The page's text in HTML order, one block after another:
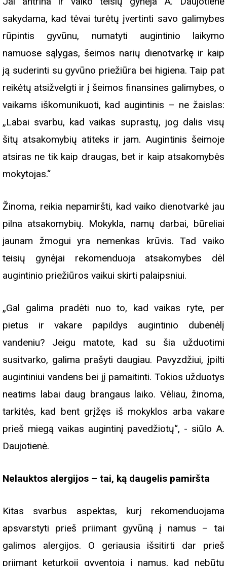
sakydama, kad tėvai turėtų įvertinti savo galimybes
rūpintis gyvūnu, numatyti augintinio laikymo
namuose sąlygas, šeimos narių dienotvarkę ir kaip
ją suderinti su gyvūno priežiūra bei higiena. Taip pat
reikėtų atsižvelgti ir į šeimos finansines galimybes, o
vaikams iškomunikuoti, kad augintinis – ne žaislas:
„Labai svarbu, kad vaikas suprastų, jog dalis visų
šitų atsakomybių atiteks ir jam. Augintinis šeimoje
atsiras ne tik kaip draugas, bet ir kaip atsakomybės
mokytojas.“
Žinoma, reikia nepamiršti, kad vaiko dienotvarkė jau
pilna atsakomybių. Mokykla, namų darbai, būreliai
jaunam žmogui yra nemenkas krūvis. Tad vaiko
teisių gynėjai rekomenduoja atsakomybes dėl
augintinio priežiūros vaikui skirti palaipsniui.
„Gal galima pradėti nuo to, kad vaikas ryte, per
pietus ir vakare papildys augintinio dubenėlį
vandeniu? Jeigu matote, kad su šia užduotimi
susitvarko, galima prašyti daugiau. Pavyzdžiui, įpilti
augintiniui vandens bei jį pamaitinti. Tokios užduotys
neatims labai daug brangaus laiko. Vėliau, žinoma,
tarkitės, kad bent grįžęs iš mokyklos arba vakare
prieš miegą vaikas augintinį pavedžiotų“, - siūlo A.
Daujotienė.
Nelauktos alergijos – tai, ką daugelis pamiršta
Kitas svarbus aspektas, kurį rekomenduojama
apsvarstyti prieš priimant gyvūną į namus – tai
galimos alergijos. O geriausia išsitirti dar prieš
priimant keturkojį gyventoją į namus, kad nebūtų